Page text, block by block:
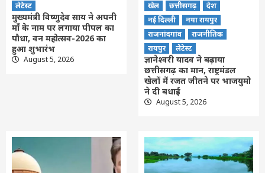
लेटेस्ट
मुख्यमंत्री विष्णुदेव साय ने अपनी
माँ के नाम पर लगाया पीपल का
पौधा, वन महोत्सव-2026 का
हुआ शुभारंभ
August 5, 2026
खेल
छत्तीसगढ़
देश
नई दिल्ली
नया रायपुर
राजनांदगांव
राजनीतिक
रायपुर
लेटेस्ट
ज्ञानेश्वरी यादव ने बढ़ाया
छत्तीसगढ़ का मान, राष्ट्रमंडल
खेलों में रजत जीतने पर भाजयुमो
ने दी बधाई
August 5, 2026